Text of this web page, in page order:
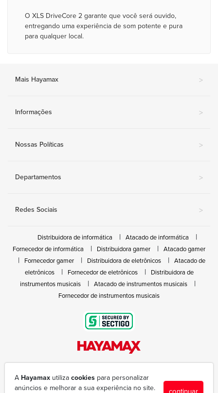
O XLS DriveCore 2 garante que você será ouvido,
entregando uma experiência de som potente e pura
para qualquer local.
Mais Hayamax >
Informações >
Nossas Políticas >
Departamentos >
Redes Sociais >
Distribuidora de informática
Atacado de informática
Fornecedor de informática
Distribuidora gamer
Atacado gamer
Fornecedor gamer
Distribuidora de eletrônicos
Atacado de
eletrônicos
Fornecedor de eletrônicos
Distribuidora de
instrumentos musicais
Atacado de instrumentos musicais
Fornecedor de instrumentos musicais
(43) 3377-6600
hayamax@hayamax.com.br
A Hayamax utiliza cookies para personalizar
anúncios e melhorar a sua experiência no site.